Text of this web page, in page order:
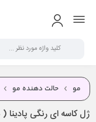
مو حالت دهنده مو
ژل کاسه ای رنگی پادینا ( 650 گرم)